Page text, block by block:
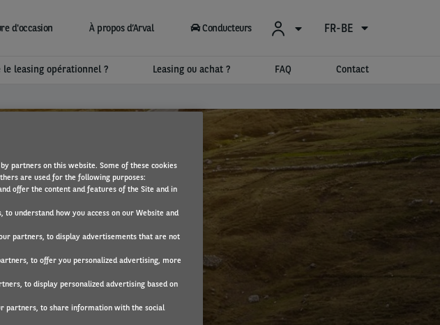
d'occasion À propos d’Arval Conducteurs FR-BE
le leasing opérationnel ? Leasing ou achat ? FAQ Contact
partners on this website. Some of these cookies
are used for the following purposes:
offer the content and features of the Site and in
understand how you access on our Website and
partners, to display advertisements that are not
to offer you personalized advertising, more
to display personalized advertising based on
partners, to share information with the social